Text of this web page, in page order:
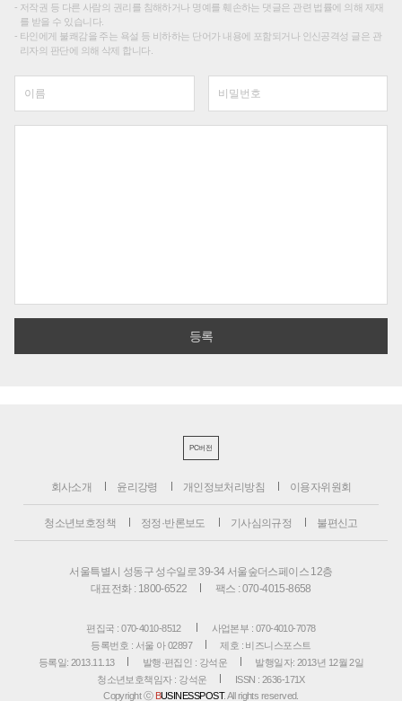
저작권 등 다른 사람의 권리를 침해하거나 명예를 훼손하는 댓글은 관련 법률에 의해 제재
를 받을 수 있습니다.
타인에게 불쾌감을 주는 욕설 등 비하하는 단어가 내용에 포함되거나 인신공격성 글은 관
리자의 판단에 의해 삭제 합니다.
PC버전
회사소개 윤리강령 개인정보처리방침 이용자위원회
청소년보호정책 정정·반론보도 기사심의규정 불편신고
서울특별시 성동구 성수일로 39-34 서울숲더스페이스 12층
대표전화 : 1800-6522
팩스 : 070-4015-8658
편집국 : 070-4010-8512
사업본부 : 070-4010-7078
등록번호 : 서울 아 02897
제호 : 비즈니스포스트
등록일: 2013.11.13
발행·편집인 : 강석운
발행일자: 2013년 12월 2일
청소년보호책임자 : 강석운
ISSN : 2636-171X
Copyright ⓒ BUSINESSPOST. All rights reserved.